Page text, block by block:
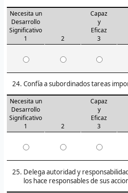
Necesita un
Desarrollo
Significativo
1
2
Capaz
y
Eficaz
3
Confía a subordinados tareas
Necesita un
Desarrollo
Significativo
1
2
Capaz
y
Eficaz
3
Delega autoridad y
los hace responsables de sus